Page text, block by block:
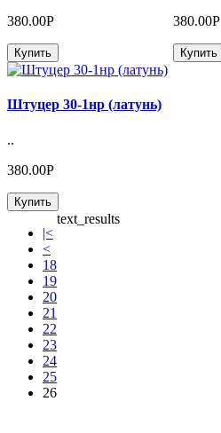
380.00Р
Купить
380.00Р
Купить
Штуцер 30-1нр (латунь)
..
380.00Р
Купить
|<
<
18
19
20
21
22
23
24
25
26
text_results